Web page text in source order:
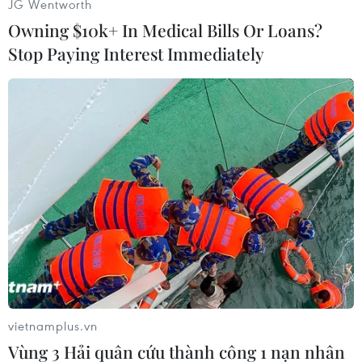
sự vụ. Cơ quan công an đang điều tra làm rõ thủ
phạm./.
Sơn Bách (Vietnam+)
JG Wentworth
Owning $10k+ In Medical Bills Or Loans?
Stop Paying Interest Immediately
vietnamplus.vn
Vùng 3 Hải quân cứu thành công 1 nạn nhân